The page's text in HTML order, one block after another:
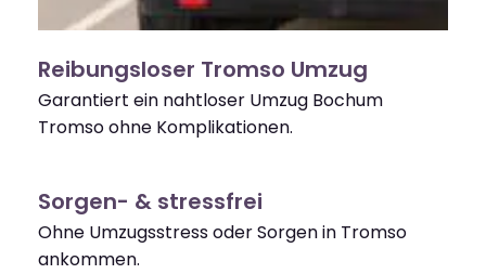
Reibungsloser Tromso Umzug
Garantiert ein nahtloser Umzug Bochum
Tromso ohne Komplikationen.
Sorgen- & stressfrei
Ohne Umzugsstress oder Sorgen in Tromso
ankommen.